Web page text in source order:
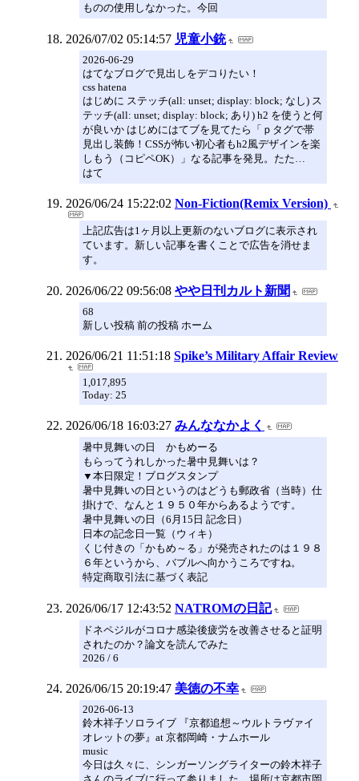
ものの使用しなかった。今回
2026/07/02 05:14:57 児童小銃
2026-06-29
はてなブログで見出しをデコりたい！
css hatena
はじめに ステッチ(all: unset; display: block; なし) ス
テッチ(all: unset; display: block; あり) h2 を使うと何
が良いか はじめにはてブを見てたら「ｐタグで帯
見出し装飾！CSSが怖い初心者もh2風デザインを楽
しもう（コピペOK）」なる記事を発見。たた…
はて
2026/06/24 15:22:02 Non-Fiction(Remix Version)
上記広告は1ヶ月以上更新のないブログに表示され
ています。新しい記事を書くことで広告を消せま
す。
2026/06/22 09:56:08 やや日刊カルト新聞
68
新しい投稿 前の投稿 ホーム
2026/06/21 11:51:18 Spike’s Military Affair Review
1,017,895
Today: 25
2026/06/18 16:03:27 みんななかよく
暑中見舞いの日 かもめーる
もらってうれしかった暑中見舞いは？
▼本日限定！ブログスタンプ
暑中見舞いの日というのはどうも郵政省（当時）仕
掛けで、なんと１９５０年からあるようです。
暑中見舞いの日（6月15日 記念日）
日本の記念日一覧（ウィキ）
くじ付きの「かもめ～る」が発売されたのは１９８
６年というから、バブルへ向かうころですね。
特定商取引法に基づく表記
2026/06/17 12:43:52 NATROMの日記
ドネペジルがコロナ感染後疲労を改善させると証明
されたのか？論文を読んでみた
2026 / 6
2026/06/15 20:19:47 美徳の不幸
2026-06-13
鈴木祥子ソロライブ 『京都追想～ウルトラヴァイ
オレットの夢』at 京都岡崎・ナムホール
music
今日は久々に、シンガーソングライターの鈴木祥子